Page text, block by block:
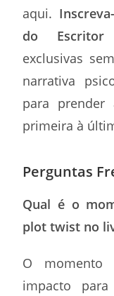
aqui.
do Escritor
exclusivas
narrativa
para
primeira à
Perguntas
Qual é o
plot twist no
O
impacto